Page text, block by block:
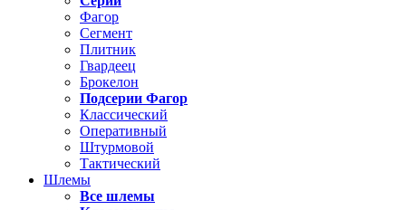
Фагор
Сегмент
Плитник
Гвардеец
Брокелон
Подсерии Фагор
Классический
Оперативный
Штурмовой
Тактический
Шлемы
Все шлемы